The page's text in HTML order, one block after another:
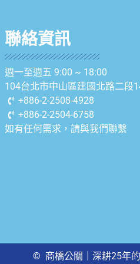
聯絡資訊
週一至週五 9:00 ~ 18:00
104台北市中山區建國北路二段
+886-2-2508-4928
+886-2-2504-6758
如有任何需求，請與我們聯繫
© 商橋公關｜深耕25年